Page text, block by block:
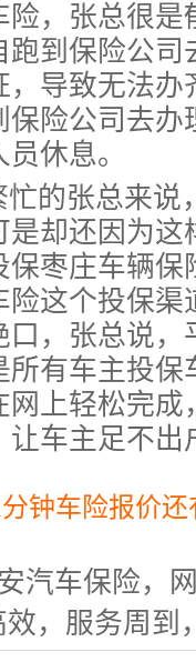
险，张总很是
到保险公
导致无法
险公司去
休息。
的张总来说
却还因为
枣庄车辆
这个投保渠
口，张总说
有车主投
上轻松完成
让车主足不
钟车险报价
汽车保险，
效，服务周到